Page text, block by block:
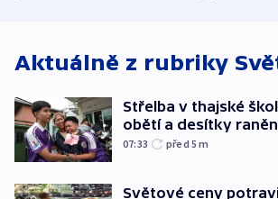
Aktuálně z rubriky
Střelba v thajské
obětí a desítky
07:33 před 5m
Světové ceny